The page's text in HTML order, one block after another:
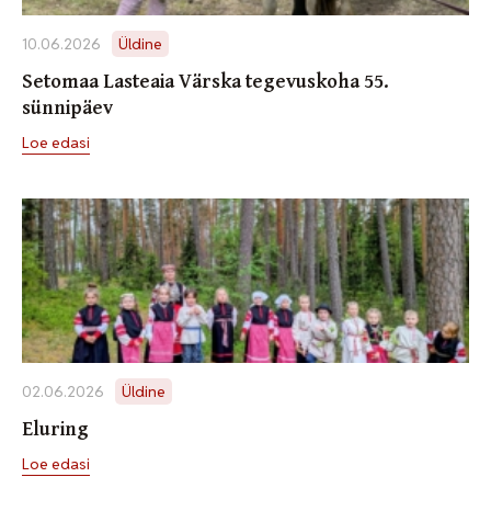
10.06.2026 Üldine
Setomaa Lasteaia Värska tegevuskoha 55.
sünnipäev
Loe edasi
02.06.2026 Üldine
Eluring
Loe edasi